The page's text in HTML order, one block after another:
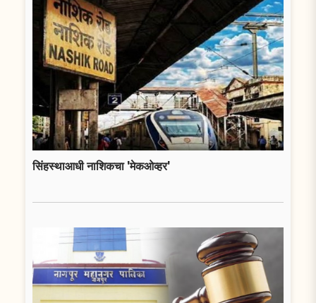
सिंहस्थाआधी नाशिकचा 'मेकओव्हर'